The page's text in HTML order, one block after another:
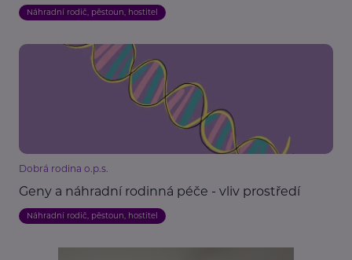
Náhradní rodič, pěstoun, hostitel
Dobrá rodina o.p.s.
Geny a náhradní rodinná péče - vliv prostředí
Náhradní rodič, pěstoun, hostitel